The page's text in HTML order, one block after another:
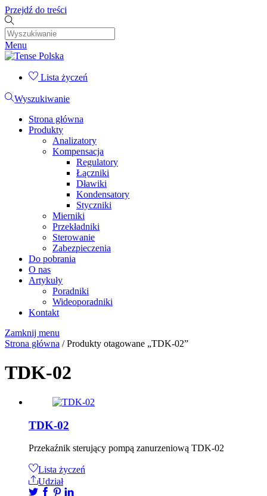
Przejdź do treści
Menu
Lista życzeń
Wyszukiwanie
Strona główna
Produkty
Analizatory
Kompensacja
Regulatory
Łączniki
Dławiki
Kondensatory
Styczniki
Mierniki
Przekładniki
Sterowanie
Zabezpieczenia
Do pobrania
O nas
Artykuły
Poradniki
Wideoporadniki
Kontakt
Zamknij menu
Strona główna / Produkty otagowane „TDK-02”
TDK-02
TDK-02
Przekaźnik sterujący pompą zanurzeniową TDK-02
Lista życzeń
Udział